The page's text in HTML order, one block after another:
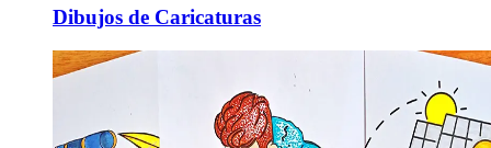
Dibujos de Caricaturas